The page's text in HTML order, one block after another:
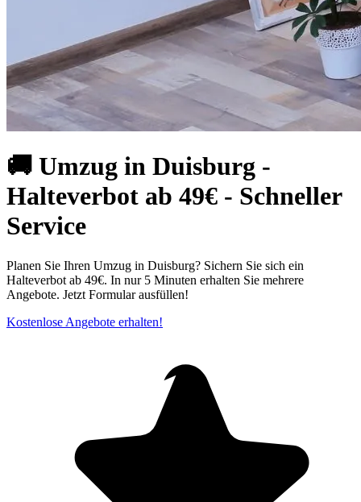
🚚 Umzug in Duisburg⁠ -
Halteverbot ab 49€ - Schneller
Service
Planen Sie Ihren Umzug in Duisburg? Sichern Sie sich ein
Halteverbot ab 49€. In nur 5 Minuten erhalten Sie mehrere
Angebote. Jetzt Formular ausfüllen!
Kostenlose Angebote erhalten!